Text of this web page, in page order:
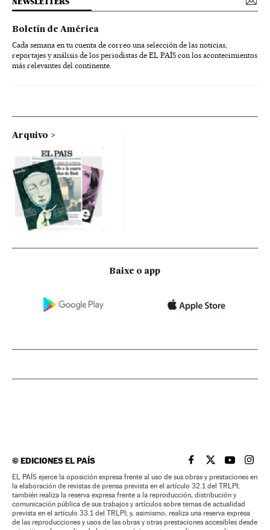
Boletín de América
Cada semana en tu cuenta de correo una selección de las noticias,
reportajes y análisis de los periodistas de EL PAÍS con los acontecimientos
más relevantes del continente.
Arquivo
Baixe o app
©EDICIONES EL PAÍS EL PAÍS BRASIL EN
EL PAÍSEL PAÍS
EL
EL PAÍS ejerce la oposición expresa frente al uso de sus obras y prestaciones en
la elaboración de revistas de prensa prevista en el artículo 32.1 del TRLPI;
también realiza la reserva expresa frente a la reproducción, distribución y
comunicación pública de sus trabajos y artículos sobre temas de actualidad
prevista en el artículo 33.1 del TRLPI; y, asimismo, realiza una reserva expresa
de las reproducciones y usos de las obras y otras prestaciones accesibles desde